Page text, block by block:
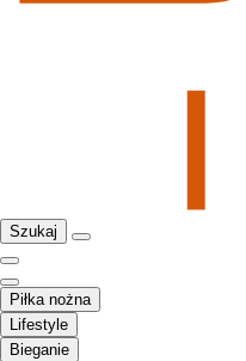
Szukaj
Piłka nożna
Lifestyle
Bieganie